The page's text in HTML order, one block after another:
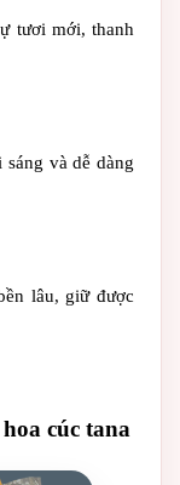
tươi mới, thanh
sáng và dễ dàng
lâu, giữ được
cúc tana